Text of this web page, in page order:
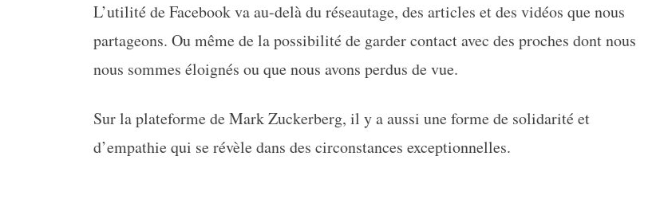
L’utilité de Facebook va au-delà du réseautage, des articles et des vidéos que nous
partageons. Ou même de la possibilité de garder contact avec des proches dont nous
nous sommes éloignés ou que nous avons perdus de vue.
Sur la plateforme de Mark Zuckerberg, il y a aussi une forme de solidarité et
d’empathie qui se révèle dans des circonstances exceptionnelles.